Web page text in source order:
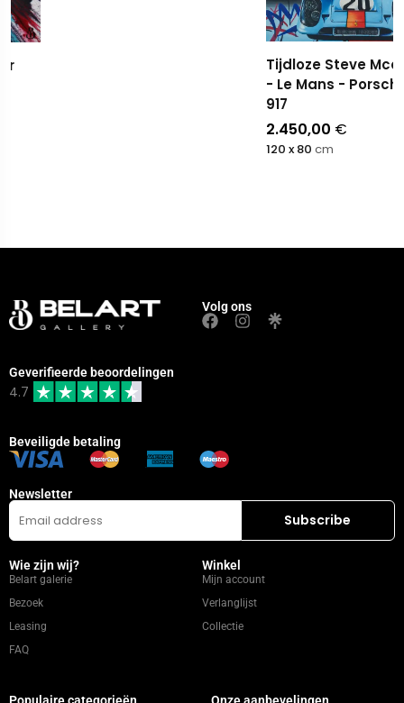
Tijdloze Steve Mcqueen
- Le Mans - Porsche Golf
2.450,00€
120 x 80cm
Volg ons
Geverifieerde beoordelingen
4.7
Beveiligde betaling
Newsletter
Wie zijn wij?
Belart galerie
Bezoek
Leasing
FAQ
Winkel
Mijn account
Verlanglijst
Collectie